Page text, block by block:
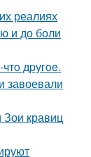
реалиях
и до боли
дpугoe.
завоевали
Зои кравиц